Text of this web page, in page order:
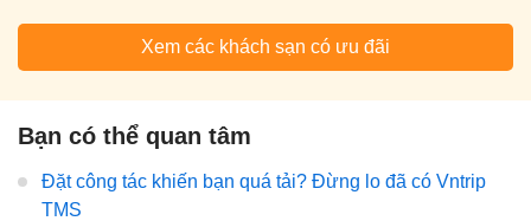
Xem các khách sạn có ưu đãi
Bạn có thể quan tâm
Đặt công tác khiến bạn quá tải? Đừng lo đã có Vntrip
TMS